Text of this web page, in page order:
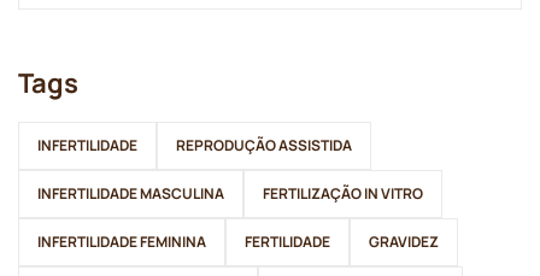
Tags
INFERTILIDADE REPRODUÇÃO ASSISTIDA
INFERTILIDADE MASCULINA FERTILIZAÇÃO IN VITRO
INFERTILIDADE FEMININA FERTILIDADE GRAVIDEZ